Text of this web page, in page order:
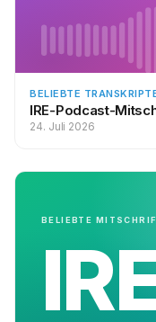
BELIEBTE
IRE-Podcast-
24. Juli 2026
BELIEBTE